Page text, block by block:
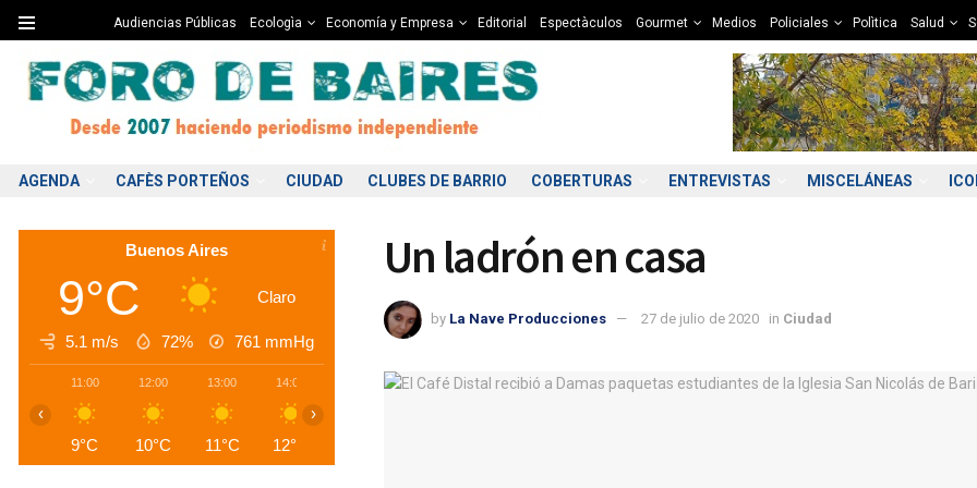
Audiencias Públicas Ecologìa Economía y Empresa Editorial Espectàculos Gourmet Medios Policiales Polìtica Salud
AGENDA CAFÈS PORTEÑOS CIUDAD CLUBES DE BARRIO COBERTURAS ENTREVISTAS MISCELÁNEAS
Un ladrón en casa
by La Nave Producciones 27 de julio de 2020 in Ciudad
Buenos Aires
9°C Claro
5.1 m/s 72% 761 mmHg
11:00
9°C
12:00
10°C
13:00
11°C
14:00
12°C
16:00 17:00 18:00 19:00 20:00 21:00 22:00 23:00
‹ ›